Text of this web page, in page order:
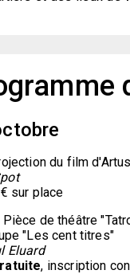
du film
sur place
Pièce de théâtre
"Les cent titres"
Eluard
, inscription